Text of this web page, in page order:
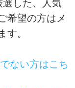
した、人気
希望の方はメ
す。
ない方はこち